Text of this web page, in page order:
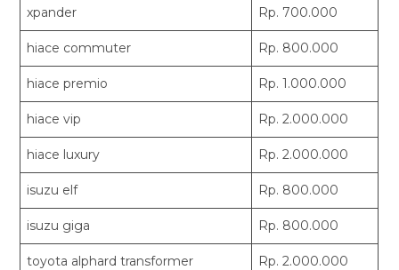
xpander Rp. 700.000
hiace commuter Rp. 800.000
hiace premio Rp. 1.000.000
hiace vip Rp. 2.000.000
hiace luxury Rp. 2.000.000
isuzu elf Rp. 800.000
isuzu giga Rp. 800.000
toyota alphard transformer Rp. 2.000.000